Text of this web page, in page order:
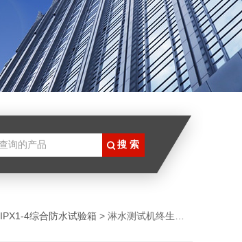
IPX1-4综合防水试验箱 > 淋水测试机终生维护IPX1-4